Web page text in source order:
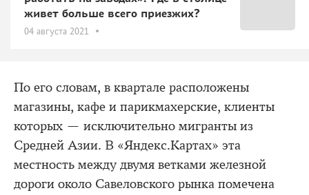
живет больше всего приезжих?
04 августа 2021
По его словам, в квартале расположены
магазины, кафе и парикмахерские, клиенты
которых — исключительно мигранты из
Средней Азии. В «Яндекс.Картах» эта
местность между двумя ветками железной
дороги около Савеловского рынка помечена